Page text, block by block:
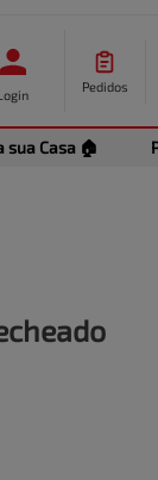
Pedidos
sua Casa 🏠